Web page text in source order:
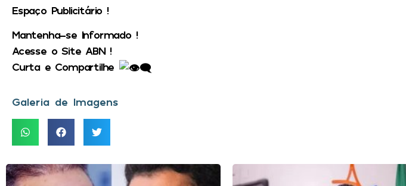
Espaço Publicitário !
Mantenha-se Informado !
Acesse o Site ABN !
Curta e Compartilhe
Galeria de Imagens